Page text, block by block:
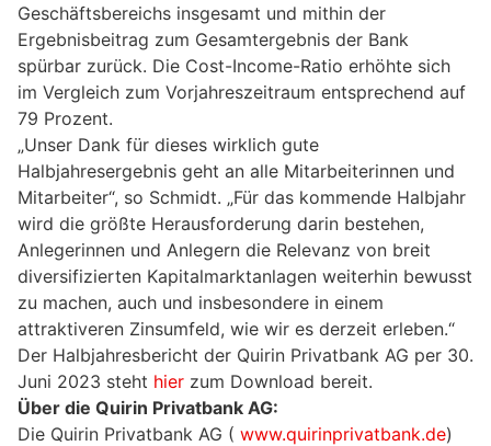
Geschäftsbereichs insgesamt und mithin der
Ergebnisbeitrag zum Gesamtergebnis der Bank
spürbar zurück. Die Cost-Income-Ratio erhöhte sich
im Vergleich zum Vorjahreszeitraum entsprechend auf
79 Prozent.
„Unser Dank für dieses wirklich gute
Halbjahresergebnis geht an alle Mitarbeiterinnen und
Mitarbeiter“, so Schmidt. „Für das kommende Halbjahr
wird die größte Herausforderung darin bestehen,
Anlegerinnen und Anlegern die Relevanz von breit
diversifizierten Kapitalmarktanlagen weiterhin bewusst
zu machen, auch und insbesondere in einem
attraktiveren Zinsumfeld, wie wir es derzeit erleben.“
Der Halbjahresbericht der Quirin Privatbank AG per 30.
Juni 2023 steht hier zum Download bereit.
Über die Quirin Privatbank AG:
Die Quirin Privatbank AG ( www.quirinprivatbank.de)